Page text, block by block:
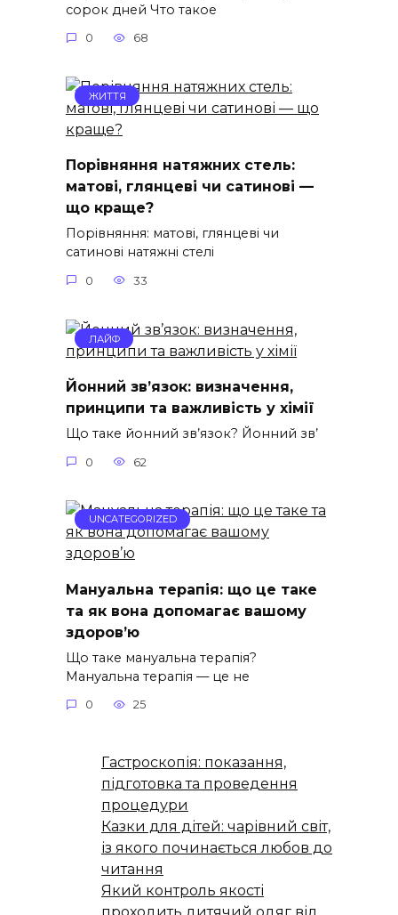
сорок дней Что такое
0 68
ЖИТТЯ
Порівняння натяжних стель:
матові, глянцеві чи сатинові —
що краще?
Порівняння: матові, глянцеві чи
сатинові натяжні стелі
0 33
ЛАЙФ
Йонний зв’язок: визначення,
принципи та важливість у хімії
Що таке йонний зв’язок? Йонний зв’
0 62
UNCATEGORIZED
Мануальна терапія: що це таке
та як вона допомагає вашому
здоров’ю
Що таке мануальна терапія?
Мануальна терапія — це не
0 25
Гастроскопія: показання,
підготовка та проведення
процедури
Казки для дітей: чарівний світ,
із якого починається любов до
читання
Який контроль якості